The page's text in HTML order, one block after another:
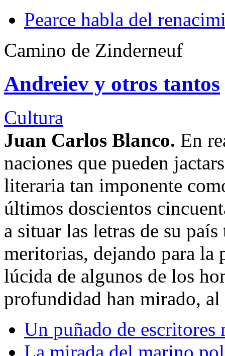
Pearce habla del
Camino de Zinderneuf
Andreiev y otros tantos
Cultura
Juan Carlos Blanco. En
naciones que pueden
literaria tan imponente
últimos doscientos
a situar las letras de su
meritorias, dejando para la
lúcida de algunos de los
profundidad han mirado, al
Un puñado de escritores
La mirada del marino